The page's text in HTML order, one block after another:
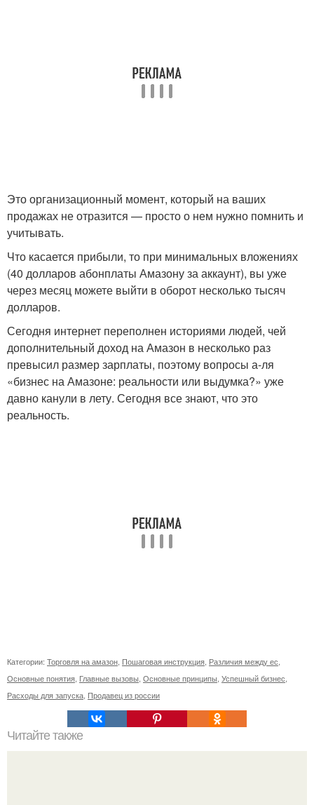
Это организационный момент, который на ваших
продажах не отразится — просто о нем нужно помнить и
учитывать.
Что касается прибыли, то при минимальных вложениях
(40 долларов абонплаты Амазону за аккаунт), вы уже
через месяц можете выйти в оборот несколько тысяч
долларов.
Сегодня интернет переполнен историями людей, чей
дополнительный доход на Амазон в несколько раз
превысил размер зарплаты, поэтому вопросы а-ля
«бизнес на Амазоне: реальности или выдумка?» уже
давно канули в лету. Сегодня все знают, что это
реальность.
Категории: Торговля на амазон Пошаговая инструкция Различия между ес
Основные понятия Главные вызовы Основные принципы Успешный бизнес
Расходы для запуска Продавец из россии
Читайте также